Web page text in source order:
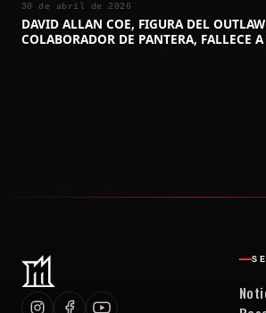
30 de abril de 2026
DAVID ALLAN COE, FIGURA DEL
COLABORADOR DE PANTERA, FALLECE